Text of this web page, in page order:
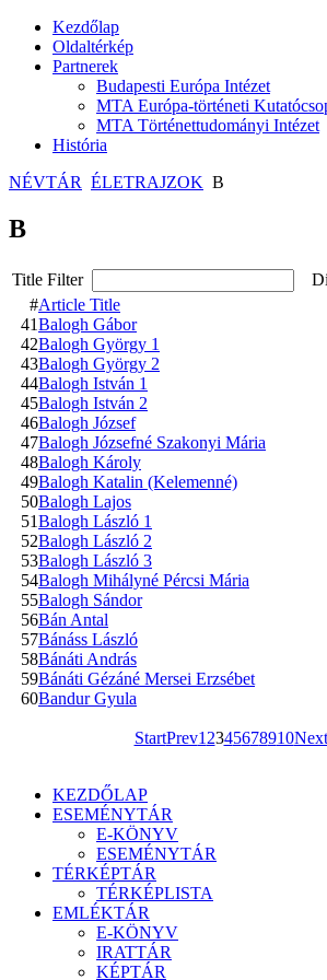
Kezdőlap
Oldaltérkép
Partnerek
Budapesti Európa Intézet
MTA Európa-történeti
MTA Történettudományi Intézet
História
NÉVTÁR ÉLETRAJZOK B
B
Title Filter
#Article Title
41Balogh Gábor
42Balogh György 1
43Balogh György 2
44Balogh István 1
45Balogh István 2
46Balogh József
47Balogh Józsefné Szakonyi Mária
48Balogh Károly
49Balogh Katalin (Kelemenné)
50Balogh Lajos
51Balogh László 1
52Balogh László 2
53Balogh László 3
54Balogh Mihályné Pércsi Mária
55Balogh Sándor
56Bán Antal
57Bánáss László
58Bánáti András
59Bánáti Gézáné Mersei Erzsébet
60Bandur Gyula
StartPrev1 2345678910Next
KEZDŐLAP
ESEMÉNYTÁR
E-KÖNYV
ESEMÉNYTÁR
TÉRKÉPTÁR
TÉRKÉPLISTA
EMLÉKTÁR
E-KÖNYV
IRATTÁR
KÉPTÁR